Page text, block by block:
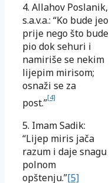
4. Allahov Poslanik,
s.a.v.a.: “Ko bude jeo
prije nego što bude
pio dok sehuri i
namiriše se nekim
lijepim mirisom;
osnaži se za
post.”[4]
5. Imam Sadik:
“Lijep miris jača
razum i daje snagu
polnom
opštenju.”[5]